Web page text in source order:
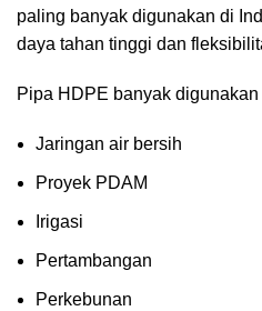
paling banyak digunakan di
daya tahan tinggi dan
Pipa HDPE banyak digunakan
Jaringan air bersih
Proyek PDAM
Irigasi
Pertambangan
Perkebunan